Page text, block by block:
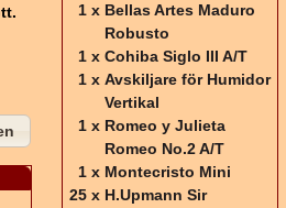
1 x Bellas Artes Maduro
Robusto
1 x Cohiba Siglo III A/T
1 x Avskiljare för Humidor
Vertikal
1 x Romeo y Julieta
Romeo No.2 A/T
1 x Montecristo Mini
25 x H.Upmann Sir